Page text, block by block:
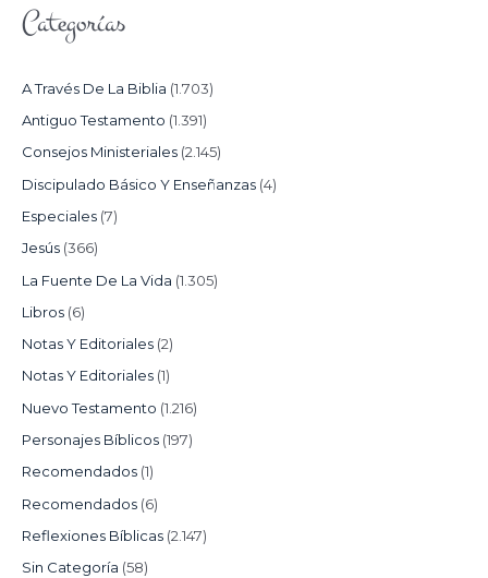
Categorías
A Través De La Biblia (1.703)
Antiguo Testamento (1.391)
Consejos Ministeriales (2.145)
Discipulado Básico Y Enseñanzas (4)
Especiales (7)
Jesús (366)
La Fuente De La Vida (1.305)
Libros (6)
Notas Y Editoriales (2)
Notas Y Editoriales (1)
Nuevo Testamento (1.216)
Personajes Bíblicos (197)
Recomendados (1)
Recomendados (6)
Reflexiones Bíblicas (2.147)
Sin Categoría (58)